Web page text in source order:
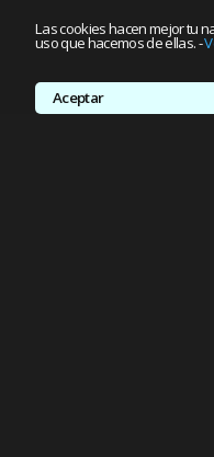
Las cookies hacen mejor tu
uso que hacemos de ellas.-
Aceptar